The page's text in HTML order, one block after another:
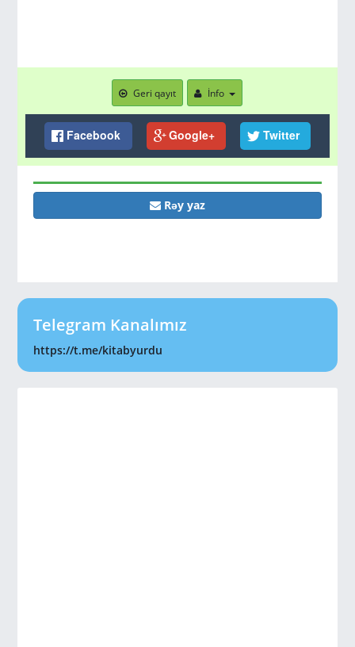
Geri qayıt İnfo
Facebook Google+ Twitter
Rəy yaz
Telegram Kanalımız
https://t.me/kitabyurdu